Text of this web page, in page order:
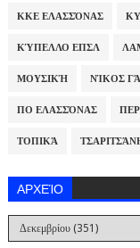
ΚΚΕ ΕΛΑΣΣΌΝΑΣ
ΚΎΠΕΛΛΟ ΕΠΣΛ
ΜΟΥΣΙΚΉ ΝΊΚΟΣ
ΠΟ ΕΛΑΣΣΌΝΑΣ
ΤΟΠΙΚΆ
ΑΡΧΕΊΟ